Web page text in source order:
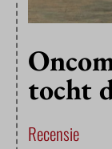
tocht
Recensie